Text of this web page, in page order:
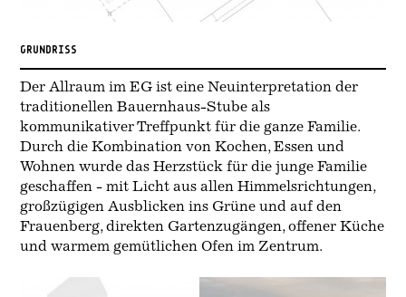
GRUNDRISS
Der Allraum im EG ist eine Neuinterpretation der
traditionellen Bauernhaus-Stube als
kommunikativer Treffpunkt für die ganze Familie.
Durch die Kombination von Kochen, Essen und
Wohnen wurde das Herzstück für die junge Familie
geschaffen - mit Licht aus allen Himmelsrichtungen,
großzügigen Ausblicken ins Grüne und auf den
Frauenberg, direkten Gartenzugängen, offener Küche
und warmem gemütlichen Ofen im Zentrum.